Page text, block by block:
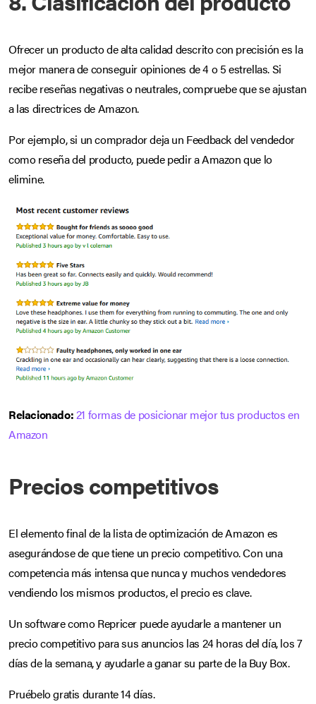
Ofrecer un producto de alta calidad descrito con precisión es la
mejor manera de conseguir opiniones de 4 o 5 estrellas. Si
recibe reseñas negativas o neutrales, compruebe que se ajustan
a las directrices de Amazon.
Por ejemplo, si un comprador deja un Feedback del vendedor
como reseña del producto, puede pedir a Amazon que lo
elimine.
Relacionado:21 formas de posicionar mejor tus productos en
Amazon
Precios competitivos
El elemento final de la lista de optimización de Amazon es
asegurándose de que tiene un precio competitivo. Con una
competencia más intensa que nunca y muchos vendedores
vendiendo los mismos productos, el precio es clave.
Un software como Repricer puede ayudarle a mantener un
precio competitivo para sus anuncios las 24 horas del día, los 7
días de la semana, y ayudarle a ganar su parte de la Buy Box.
Pruébelo gratis durante 14 días.